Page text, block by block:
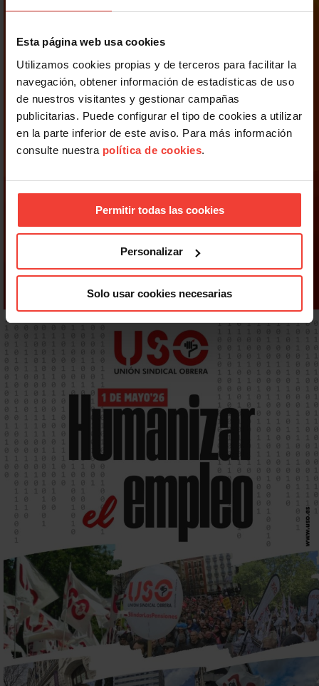
Esta página web usa cookies
Utilizamos cookies propias y de terceros para facilitar la
navegación, obtener información de estadísticas de uso
de nuestros visitantes y gestionar campañas
publicitarias. Puede configurar el tipo de cookies a utilizar
en la parte inferior de este aviso. Para más información
consulte nuestra política de cookies.
Permitir todas las cookies
Personalizar
Solo usar cookies necesarias